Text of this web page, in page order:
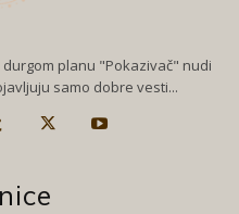
planu "Pokazivač" nudi
samo dobre vesti...